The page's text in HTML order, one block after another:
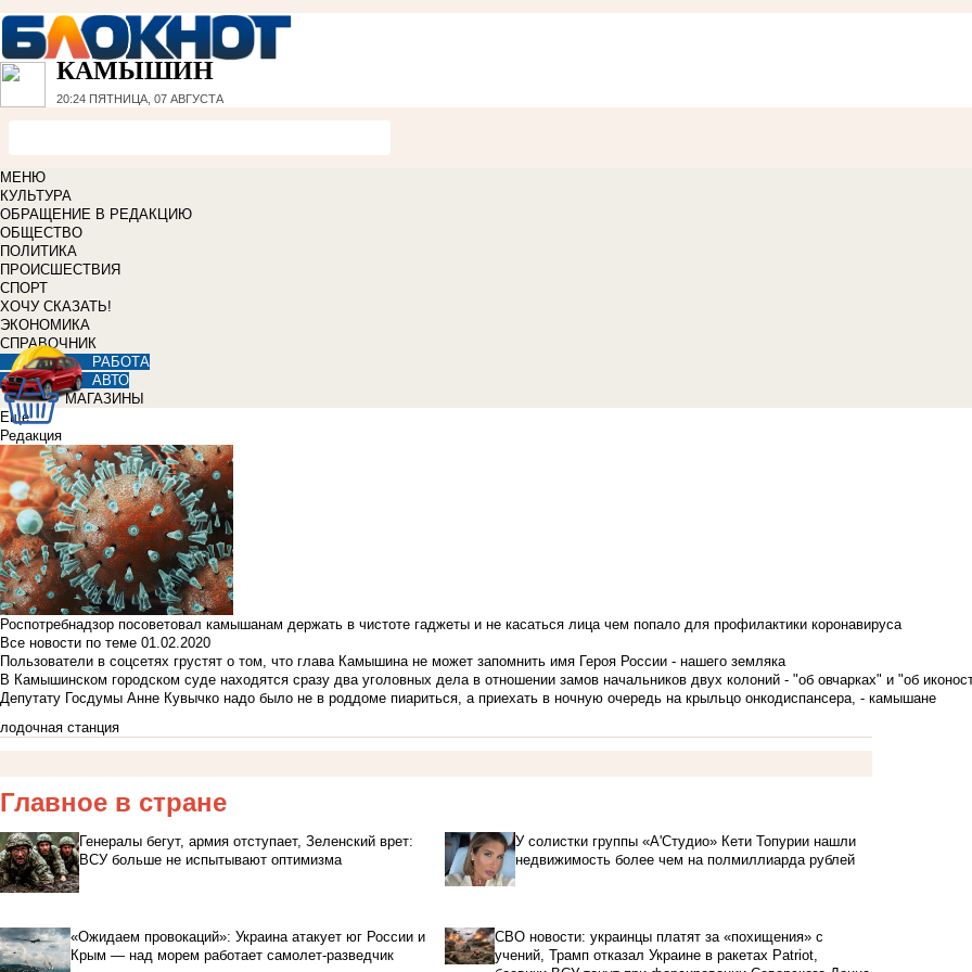
КАМЫШИН
20:24 ПЯТНИЦА, 07 АВГУСТА
МЕНЮ
КУЛЬТУРА
ОБРАЩЕНИЕ В РЕДАКЦИЮ
ОБЩЕСТВО
ПОЛИТИКА
ПРОИСШЕСТВИЯ
СПОРТ
ХОЧУ СКАЗАТЬ!
ЭКОНОМИКА
СПРАВОЧНИК
РАБОТА
АВТО
МАГАЗИНЫ
Еще
Редакция
Роспотребнадзор посоветовал камышанам держать в чистоте гаджеты и не касаться лица чем попало для профилактики коронавируса
Все новости по теме 01.02.2020
Пользователи в соцсетях грустят о том, что глава Камышина не может запомнить имя Героя России - нашего земляка
В Камышинском городском суде находятся сразу два уголовных дела в отношении замов начальников двух колоний - "об овчарках" и "об
Депутату Госдумы Анне Кувычко надо было не в роддоме пиариться, а приехать в ночную очередь на крыльцо онкодиспансера, - камышане
лодочная станция
Главное в стране
Генералы бегут, армия отступает, Зеленский врет:
ВСУ больше не испытывают оптимизма
У солистки группы «А'Студио» Кети Топурии нашли
недвижимость более чем на полмиллиарда рублей
«Ожидаем провокаций»: Украина атакует юг России и
Крым — над морем работает самолет-разведчик
СВО новости: украинцы платят за «похищения» с
учений, Трамп отказал Украине в ракетах Patriot,